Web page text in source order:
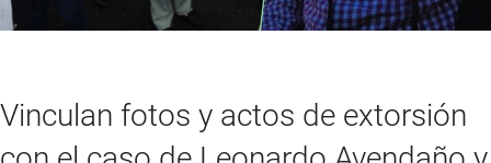
Vinculan fotos y actos de extorsión